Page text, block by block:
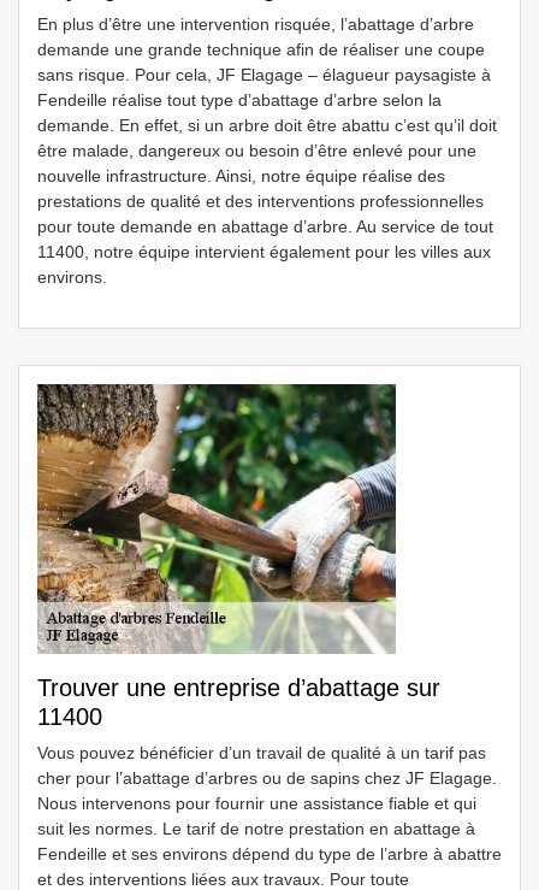
En plus d’être une intervention risquée, l’abattage d’arbre
demande une grande technique afin de réaliser une coupe
sans risque. Pour cela, JF Elagage – élagueur paysagiste à
Fendeille réalise tout type d’abattage d’arbre selon la
demande. En effet, si un arbre doit être abattu c’est qu’il doit
être malade, dangereux ou besoin d’être enlevé pour une
nouvelle infrastructure. Ainsi, notre équipe réalise des
prestations de qualité et des interventions professionnelles
pour toute demande en abattage d’arbre. Au service de tout
11400, notre équipe intervient également pour les villes aux
environs.
Trouver une entreprise d’abattage sur
11400
Vous pouvez bénéficier d’un travail de qualité à un tarif pas
cher pour l’abattage d’arbres ou de sapins chez JF Elagage.
Nous intervenons pour fournir une assistance fiable et qui
suit les normes. Le tarif de notre prestation en abattage à
Fendeille et ses environs dépend du type de l’arbre à abattre
et des interventions liées aux travaux. Pour toute